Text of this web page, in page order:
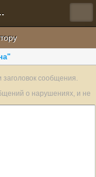
(Нюра Биз)
сообщения.
о нарушениях, и не